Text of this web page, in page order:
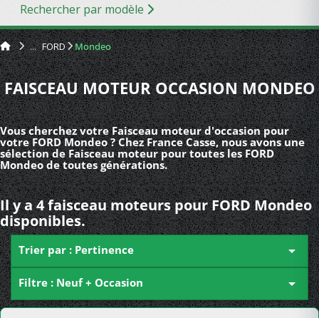
Rechercher par modèle
FORD Mondeo
FAISCEAU MOTEUR OCCASION MONDEO
Vous cherchez votre Faisceau moteur d'occasion pour
votre FORD Mondeo ? Chez France Casse, nous avons une
sélection de Faisceau moteur pour toutes les FORD
Mondeo de toutes générations.
Il y a 4 faisceau moteurs pour FORD Mondeo
disponibles.
Trier par : Pertinence 
Filtre : Neuf + Occasion 